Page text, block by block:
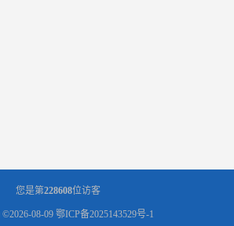
您是第228608位访客
08-09 鄂ICP备2025143529号-1